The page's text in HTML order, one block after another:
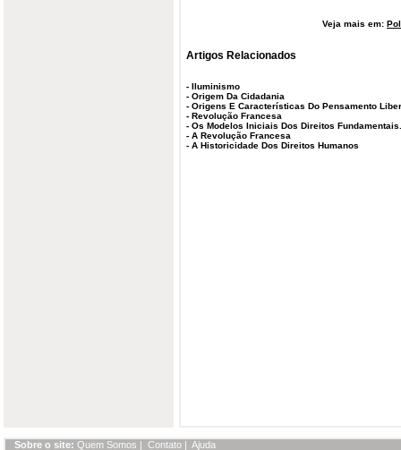
Veja mais em:
Artigos Relacionados
-
Iluminismo
- Origem Da Cidadania
- Origens E Características Do Pensamento
- Revolução Francesa
- Os Modelos Iniciais Dos Direitos
- A Revolução Francesa
- A Historicidade Dos Direitos Humanos
Sobre o site: Quem Somos | Contato | Ajuda